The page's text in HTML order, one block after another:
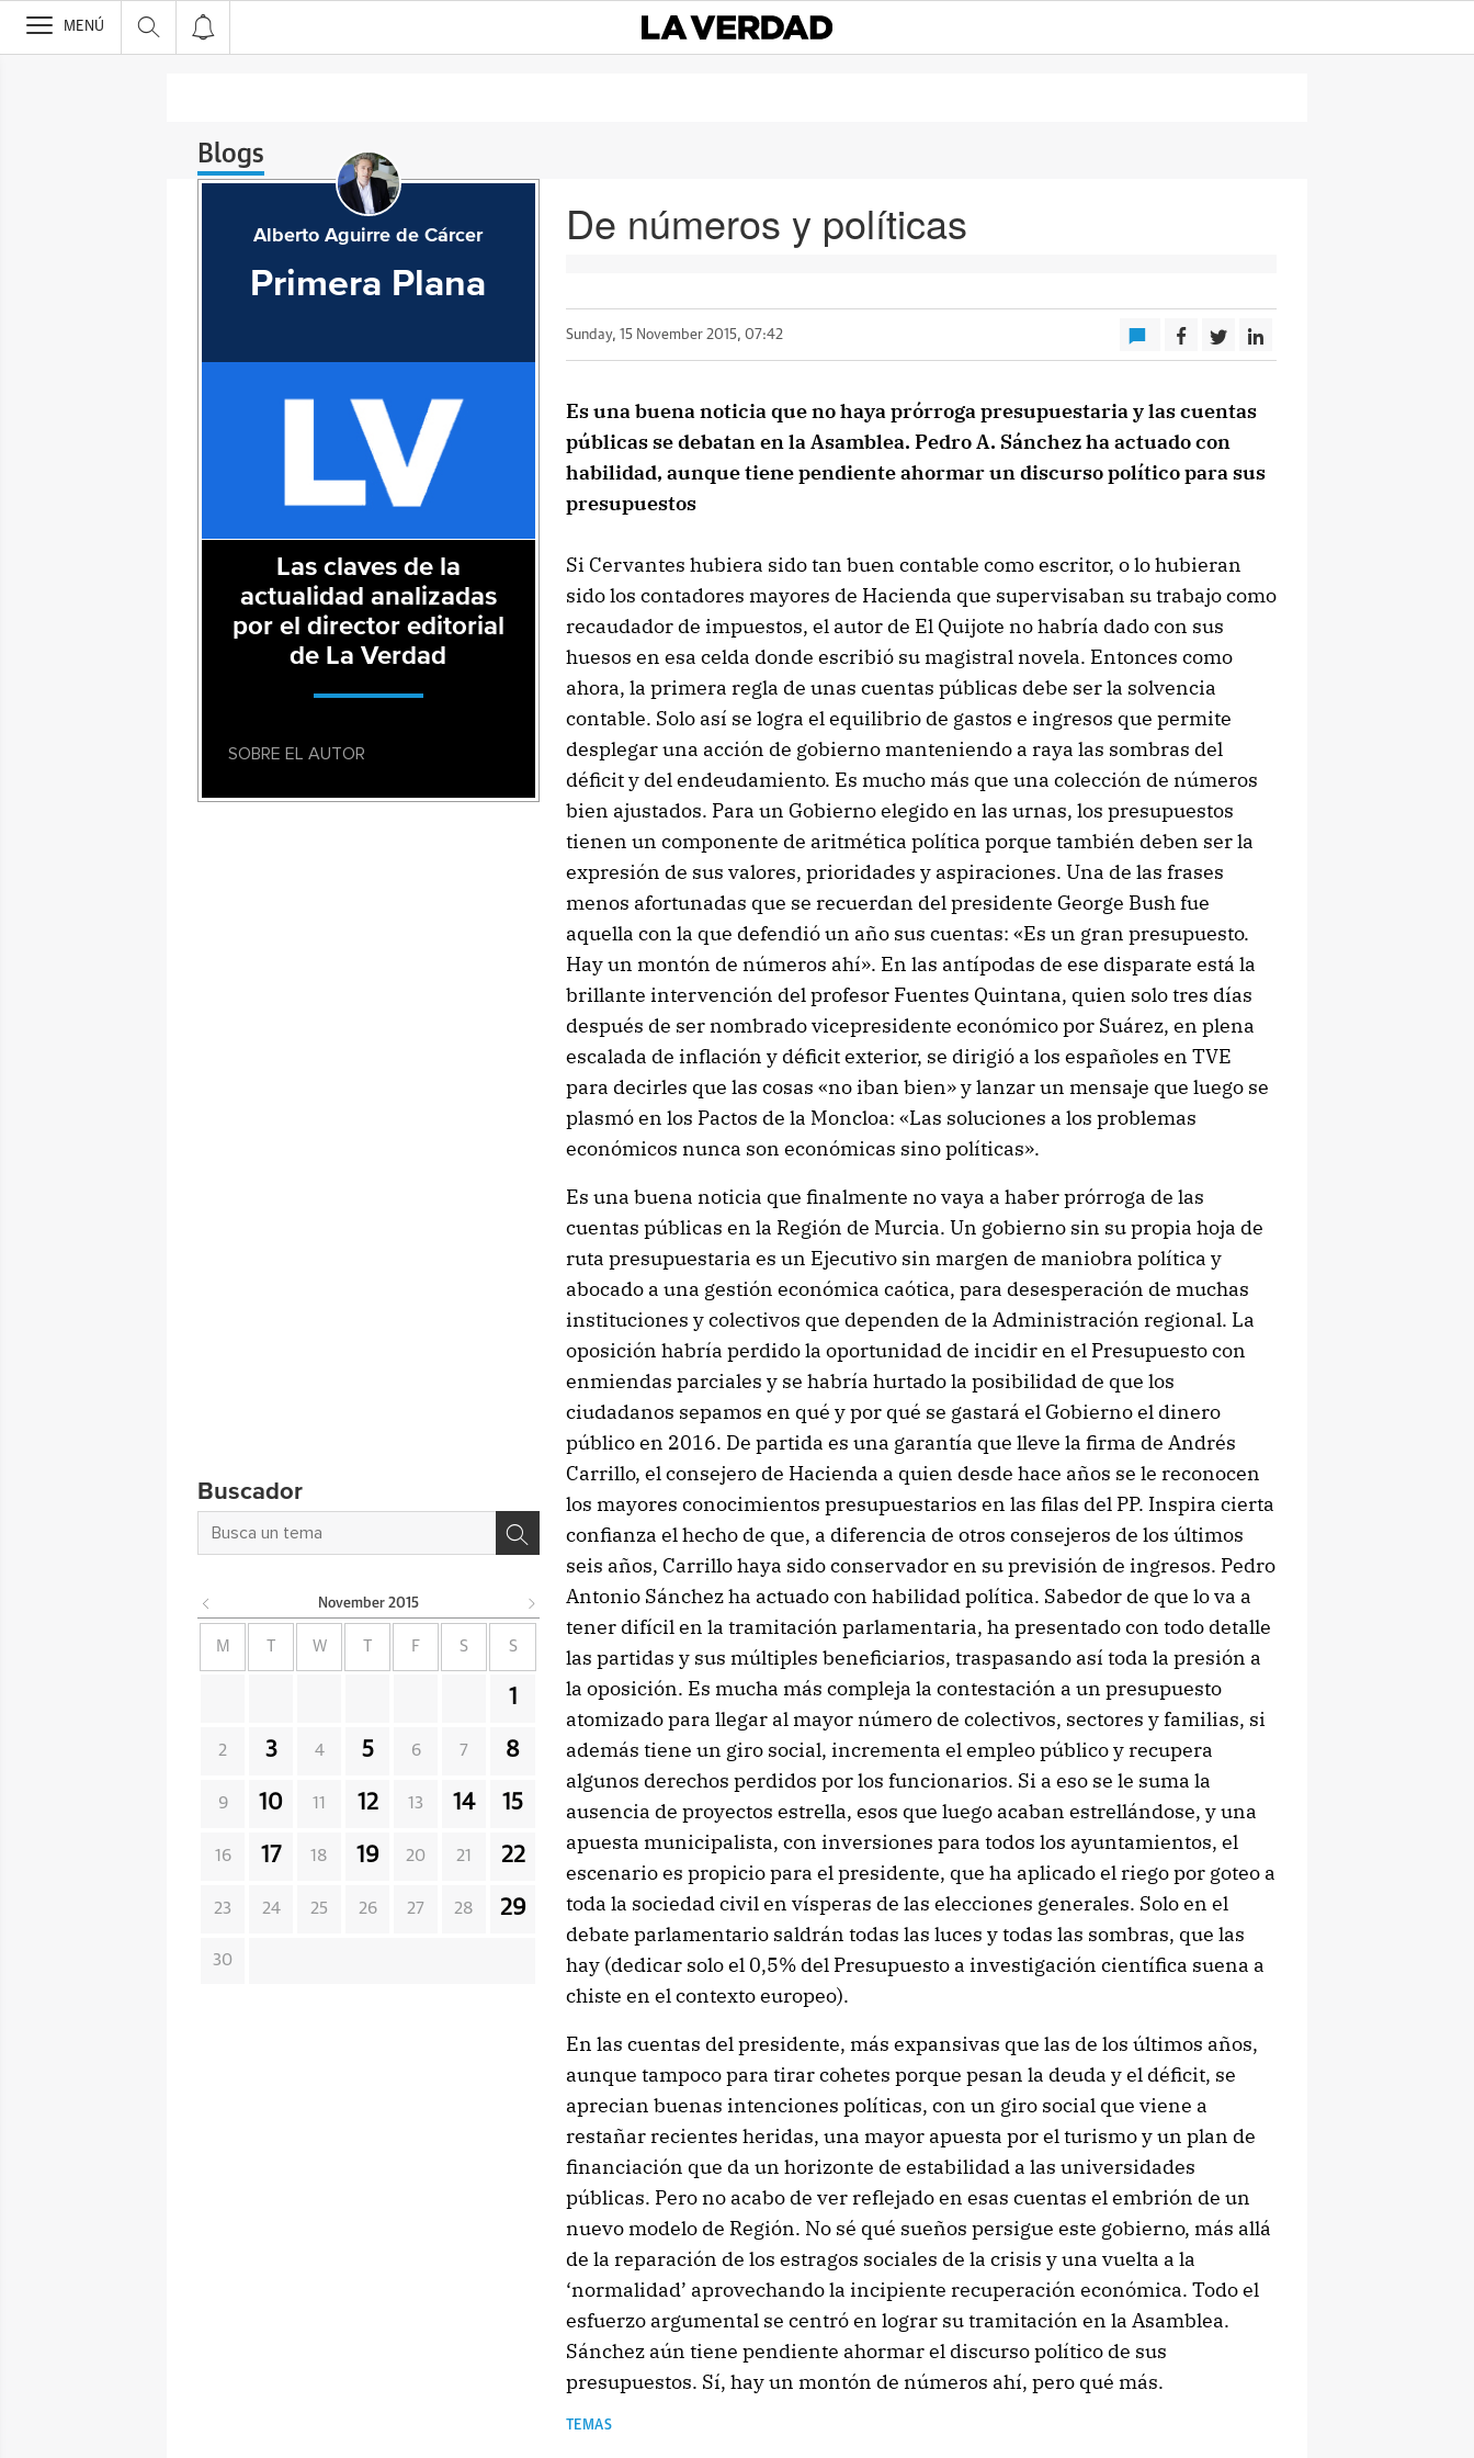
>
MENÚ
Blogs
De números y políticas
Sunday, 15 November 2015, 07:42
Es una buena noticia que no haya prórroga presupuestaria y las cuentas
públicas se debatan en la Asamblea. Pedro A. Sánchez ha actuado con
habilidad, aunque tiene pendiente ahormar un discurso político para sus
presupuestos
Si Cervantes hubiera sido tan buen contable como escritor, o lo hubieran
sido los contadores mayores de Hacienda que supervisaban su trabajo como
recaudador de impuestos, el autor de El Quijote no habría dado con sus
huesos en esa celda donde escribió su magistral novela. Entonces como
ahora, la primera regla de unas cuentas públicas debe ser la solvencia
contable. Solo así se logra el equilibrio de gastos e ingresos que permite
desplegar una acción de gobierno manteniendo a raya las sombras del
déficit y del endeudamiento. Es mucho más que una colección de números
bien ajustados. Para un Gobierno elegido en las urnas, los presupuestos
tienen un componente de aritmética política porque también deben ser la
expresión de sus valores, prioridades y aspiraciones. Una de las frases
menos afortunadas que se recuerdan del presidente George Bush fue
aquella con la que defendió un año sus cuentas: «Es un gran presupuesto.
Hay un montón de números ahí». En las antípodas de ese disparate está la
brillante intervención del profesor Fuentes Quintana, quien solo tres días
después de ser nombrado vicepresidente económico por Suárez, en plena
escalada de inflación y déficit exterior, se dirigió a los españoles en TVE
para decirles que las cosas «no iban bien» y lanzar un mensaje que luego se
plasmó en los Pactos de la Moncloa: «Las soluciones a los problemas
económicos nunca son económicas sino políticas».
Es una buena noticia que finalmente no vaya a haber prórroga de las
cuentas públicas en la Región de Murcia. Un gobierno sin su propia hoja de
ruta presupuestaria es un Ejecutivo sin margen de maniobra política y
abocado a una gestión económica caótica, para desesperación de muchas
instituciones y colectivos que dependen de la Administración regional. La
oposición habría perdido la oportunidad de incidir en el Presupuesto con
enmiendas parciales y se habría hurtado la posibilidad de que los
ciudadanos sepamos en qué y por qué se gastará el Gobierno el dinero
público en 2016. De partida es una garantía que lleve la firma de Andrés
Carrillo, el consejero de Hacienda a quien desde hace años se le reconocen
los mayores conocimientos presupuestarios en las filas del PP. Inspira cierta
confianza el hecho de que, a diferencia de otros consejeros de los últimos
seis años, Carrillo haya sido conservador en su previsión de ingresos. Pedro
Antonio Sánchez ha actuado con habilidad política. Sabedor de que lo va a
tener difícil en la tramitación parlamentaria, ha presentado con todo detalle
las partidas y sus múltiples beneficiarios, traspasando así toda la presión a
la oposición. Es mucha más compleja la contestación a un presupuesto
atomizado para llegar al mayor número de colectivos, sectores y familias, si
además tiene un giro social, incrementa el empleo público y recupera
algunos derechos perdidos por los funcionarios. Si a eso se le suma la
ausencia de proyectos estrella, esos que luego acaban estrellándose, y una
apuesta municipalista, con inversiones para todos los ayuntamientos, el
escenario es propicio para el presidente, que ha aplicado el riego por goteo a
toda la sociedad civil en vísperas de las elecciones generales. Solo en el
debate parlamentario saldrán todas las luces y todas las sombras, que las
hay (dedicar solo el 0,5% del Presupuesto a investigación científica suena a
chiste en el contexto europeo).
En las cuentas del presidente, más expansivas que las de los últimos años,
aunque tampoco para tirar cohetes porque pesan la deuda y el déficit, se
aprecian buenas intenciones políticas, con un giro social que viene a
restañar recientes heridas, una mayor apuesta por el turismo y un plan de
financiación que da un horizonte de estabilidad a las universidades
públicas. Pero no acabo de ver reflejado en esas cuentas el embrión de un
nuevo modelo de Región. No sé qué sueños persigue este gobierno, más allá
de la reparación de los estragos sociales de la crisis y una vuelta a la
‘normalidad’ aprovechando la incipiente recuperación económica. Todo el
esfuerzo argumental se centró en lograr su tramitación en la Asamblea.
Sánchez aún tiene pendiente ahormar el discurso político de sus
presupuestos. Sí, hay un montón de números ahí, pero qué más.
TEMAS
Alberto Aguirre de Cárcer
Primera Plana
Las claves de la
actualidad analizadas
por el director editorial
de La Verdad
SOBRE EL AUTOR
Buscador
November 2015
M W F S S
1
2 3 4 5 6 7 8
9 10 11 12 13 14 15
16 17 18 19 20 21 22
23 24 25 26 27 28 29
30